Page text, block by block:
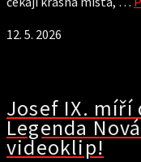
12. 5. 2026
Josef IX. míří
Legenda
videoklip!